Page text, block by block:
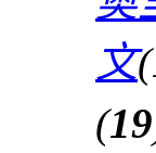
文(
(19